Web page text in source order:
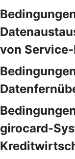
von
girocard-